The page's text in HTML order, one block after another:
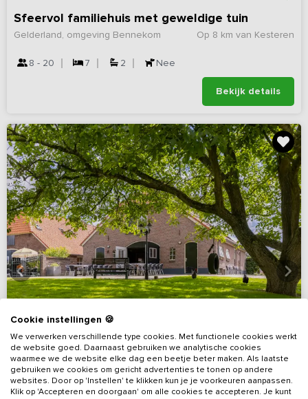
Sfeervol familiehuis met geweldige tuin
Op 8 km van Kesteren
Gelderland, omgeving Bennekom
8 - 20 7 2 Nee
Bekijk details
Cookie instellingen 🍪
We verwerken verschillende type cookies. Met functionele cookies werkt
de website goed. Daarnaast gebruiken we analytische cookies
waarmee we de website elke dag een beetje beter maken. Als laatste
gebruiken we cookies om gericht advertenties te tonen op andere
websites. Door op 'Instellen' te klikken kun je je voorkeuren aanpassen.
Klik op 'Accepteren en doorgaan' om alle cookies te accepteren. Je kunt